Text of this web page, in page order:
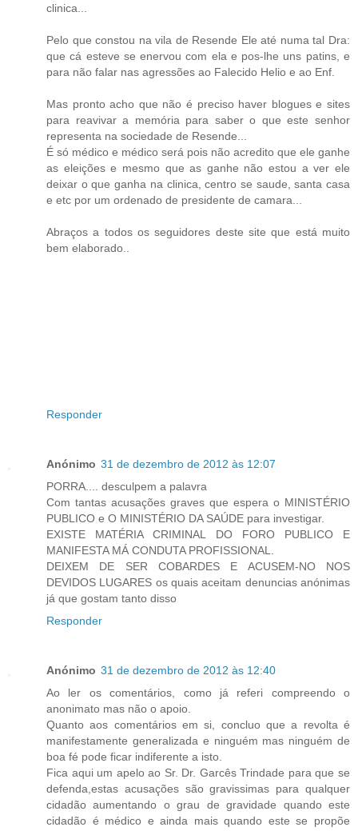
clinica...
Pelo que constou na vila de Resende Ele até numa tal Dra:
que cá esteve se enervou com ela e pos-lhe uns patins, e
para não falar nas agressões ao Falecido Helio e ao Enf.
Mas pronto acho que não é preciso haver blogues e sites
para reavivar a memória para saber o que este senhor
representa na sociedade de Resende...
É só médico e médico será pois não acredito que ele ganhe
as eleições e mesmo que as ganhe não estou a ver ele
deixar o que ganha na clinica, centro se saude, santa casa
e etc por um ordenado de presidente de camara...
Abraços a todos os seguidores deste site que está muito
bem elaborado..
Responder
Anónimo 31 de dezembro de 2012 às 12:07
PORRA.... desculpem a palavra
Com tantas acusações graves que espera o MINISTÉRIO
PUBLICO e O MINISTÉRIO DA SAÚDE para investigar.
EXISTE MATÉRIA CRIMINAL DO FORO PUBLICO E
MANIFESTA MÁ CONDUTA PROFISSIONAL.
DEIXEM DE SER COBARDES E ACUSEM-NO NOS
DEVIDOS LUGARES os quais aceitam denuncias anónimas
já que gostam tanto disso
Responder
Anónimo 31 de dezembro de 2012 às 12:40
Ao ler os comentários, como já referi compreendo o
anonimato mas não o apoio.
Quanto aos comentários em si, concluo que a revolta é
manifestamente generalizada e ninguém mas ninguém de
boa fé pode ficar indiferente a isto.
Fica aqui um apelo ao Sr. Dr. Garcês Trindade para que se
defenda,estas acusações são gravissimas para qualquer
cidadão aumentando o grau de gravidade quando este
cidadão é médico e ainda mais quando este se propõe